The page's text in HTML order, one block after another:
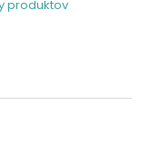
produktov